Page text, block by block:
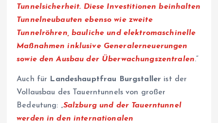
Tunnelsicherheit. Diese Investitionen beinhalten
Tunnelneubauten ebenso wie zweite
Tunnelröhren, bauliche und elektromaschinelle
Maßnahmen inklusive Generalerneuerungen
sowie den Ausbau der Überwachungszentralen.“
Auch für Landeshauptfrau Burgstaller ist der
Vollausbau des Tauerntunnels von großer
Bedeutung: „Salzburg und der Tauerntunnel
werden in den internationalen